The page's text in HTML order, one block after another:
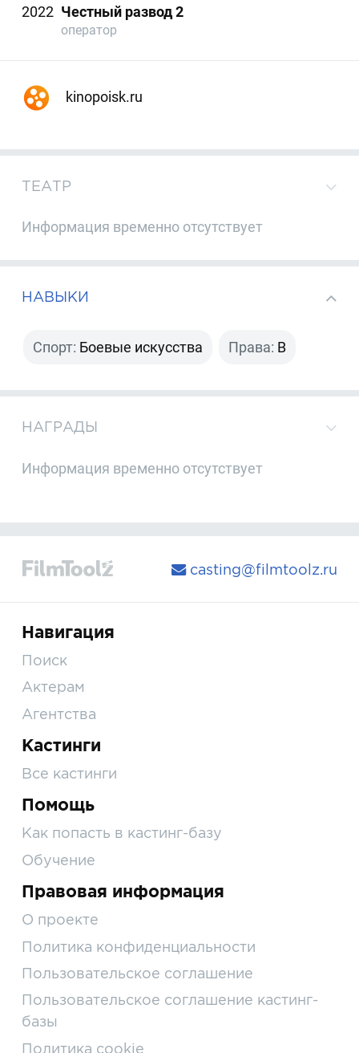
2022 Честный развод 2
оператор
kinopoisk.ru
ТЕАТР
Информация временно отсутствует
НАВЫКИ
Спорт: Боевые искусства Права: B
НАГРАДЫ
Информация временно отсутствует
casting@filmtoolz.ru
Навигация
Поиск
Актерам
Агентства
Кастинги
Все кастинги
Помощь
Как попасть в кастинг-базу
Обучение
Правовая информация
О проекте
Политика конфиденциальности
Пользовательское соглашение
Пользовательское соглашение кастинг-
базы
Политика cookie